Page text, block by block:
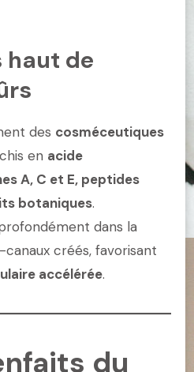
haut de
des cosméceutiques
en acide
A, C et E, peptides
botaniques.
dans la
créés, favorisant
accélérée.
du